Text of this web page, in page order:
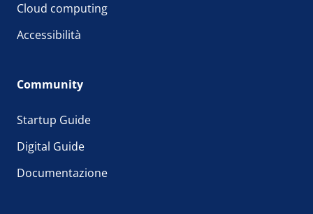
Cloud computing
Accessibilità
Community
Startup Guide
Digital Guide
Documentazione